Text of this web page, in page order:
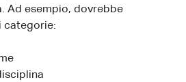
Ad esempio, dovrebbe
categorie: